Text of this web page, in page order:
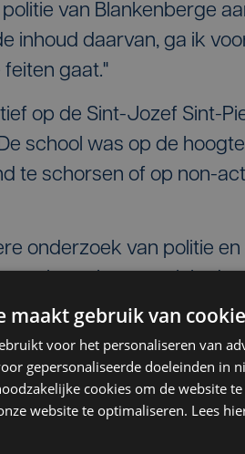
van Blankenberge
inhoud daarvan, ga ik
gaat."
op de Sint-Jozef Sint-
school was op de
te schorsen of op non-
onderzoek van politie
en zit in de
maakt gebruik van
voor het personaliseren van
gepersonaliseerde doeleinden in
cookies om de website
website te optimaliseren. Lees